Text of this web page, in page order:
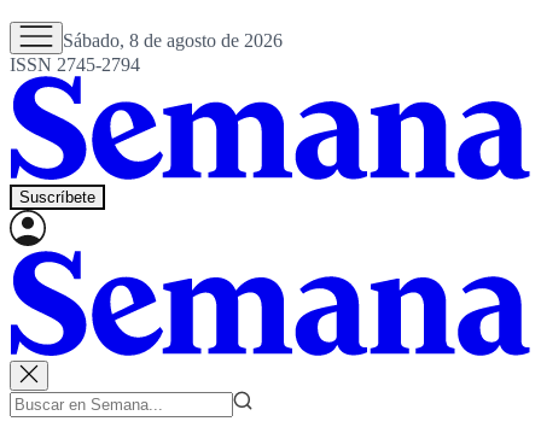
Sábado, 8 de agosto de 2026
ISSN 2745-2794
Suscríbete